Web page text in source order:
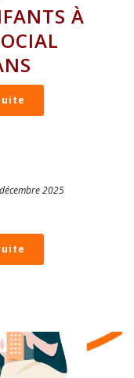
À
2025